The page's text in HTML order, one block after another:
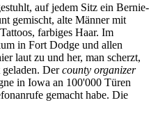
auf jedem Sitz ein Bernie-
gemischt, alte Männer mit
farbiges Haar. Im
in Fort Dodge und allen
laut zu und her, man scherzt,
Dercounty organizer
in Iowa an 100'000 Türen
gemacht habe. Die